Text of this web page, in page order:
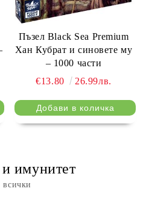
Пъзел Black Sea Premium
Хан Кубрат и синовете му
– 1000 части
€13.80
26.99лв.
и имунитет